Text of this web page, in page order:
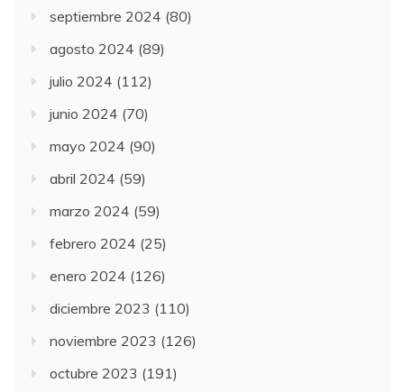
septiembre 2024 (80)
agosto 2024 (89)
julio 2024 (112)
junio 2024 (70)
mayo 2024 (90)
abril 2024 (59)
marzo 2024 (59)
febrero 2024 (25)
enero 2024 (126)
diciembre 2023 (110)
noviembre 2023 (126)
octubre 2023 (191)